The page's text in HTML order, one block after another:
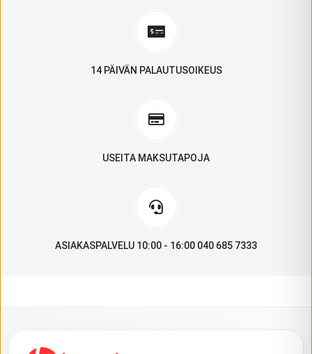
14 PÄIVÄN PALAUTUSOIKEUS
USEITA MAKSUTAPOJA
ASIAKASPALVELU 10:00 - 16:00 040 685 7333